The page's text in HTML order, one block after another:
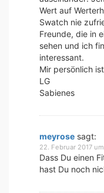
Wert auf
Swatch nie
Freunde, die in
sehen und ich
interessant.
Mir persönlich
LG
Sabienes
meyrose sagt:
22. Februar 2017
Dass Du einen
hast Du noch